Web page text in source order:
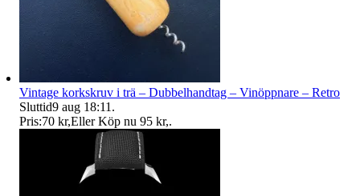
Vintage korkskruv i trä – Dubbelhandtag – Vinöppnare – Retro
Sluttid9 aug 18:11 .
Pris:70 kr,Eller Köp nu 95 kr,.